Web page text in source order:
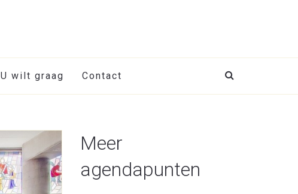
U wilt graag Contact
Meer
agendapunten